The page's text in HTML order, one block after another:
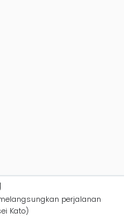
perjalanan
Kato)